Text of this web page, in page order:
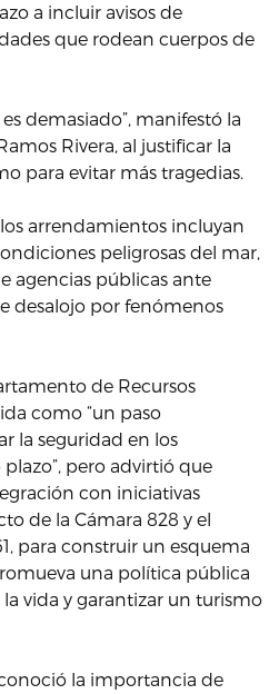
a incluir avisos de
que rodean cuerpos de
demasiado”, manifestó la
Rivera, al justificar la
para evitar más tragedias.
arrendamientos incluyan
peligrosas del mar,
agencias públicas ante
desalojo por fenómenos
de Recursos
como “un paso
la seguridad en los
pero advirtió que
con iniciativas
de la Cámara 828 y el
para construir un esquema
una política pública
vida y garantizar un turismo
la importancia de